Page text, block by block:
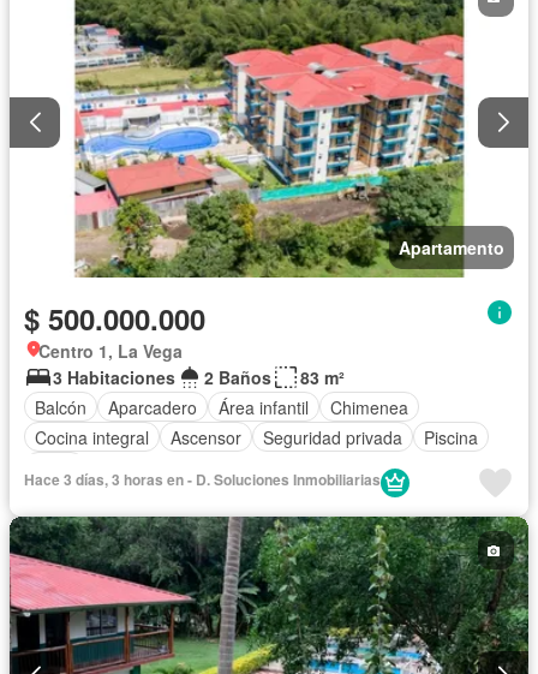
Apartamento
$ 500.000.000
Centro 1, La Vega
3 Habitaciones
2 Baños
83 m²
Balcón
Aparcadero Área infantil
Chimenea
Cocina integral
Ascensor Seguridad privada
Piscina
Hace 3 días, 3 horas en - D. Soluciones Inmobiliarias